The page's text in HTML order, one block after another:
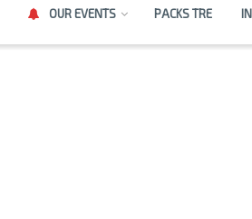
OUR EVENTS PACKS TRE